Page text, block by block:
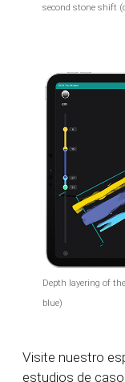
second stone shift
Depth layering of
blue)
Visite nuestro
estudios de